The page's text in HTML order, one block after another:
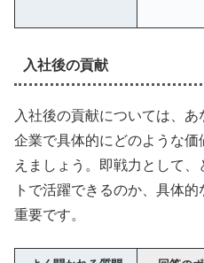
入社後の貢献
入社後の貢献については、
企業で具体的にどのような
えましょう。即戦力として
トで活躍できるのか、具体
重要です。